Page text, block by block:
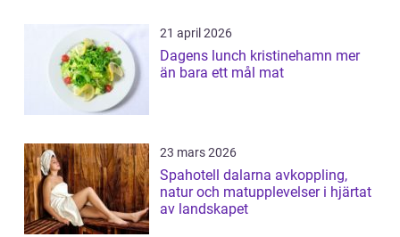
21 april 2026
Dagens lunch kristinehamn mer
än bara ett mål mat
23 mars 2026
Spahotell dalarna avkoppling,
natur och matupplevelser i hjärtat
av landskapet